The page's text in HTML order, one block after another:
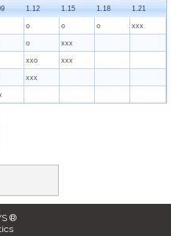
1.12 1.15 1.18 1.21
o o o xxx
o xxx
xxo xxx
xxx
®